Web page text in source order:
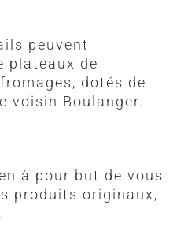
peuvent
plateaux de
dotés de
voisin Boulanger.
à pour but de vous
produits originaux,